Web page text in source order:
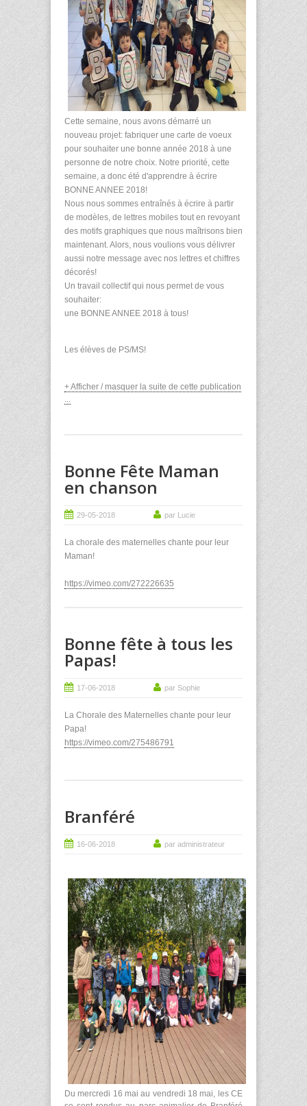
Cette semaine, nous avons démarré un
nouveau projet: fabriquer une carte de voeux
pour souhaiter une bonne année 2018 à une
personne de notre choix. Notre priorité, cette
semaine, a donc été d'apprendre à écrire
BONNE ANNEE 2018!
Nous nous sommes entraînés à écrire à partir
de modèles, de lettres mobiles tout en revoyant
des motifs graphiques que nous maîtrisons bien
maintenant. Alors, nous voulions vous délivrer
aussi notre message avec nos lettres et chiffres
décorés!
Un travail collectif qui nous permet de vous
souhaiter:
une BONNE ANNEE 2018 à tous!
Les élèves de PS/MS!
+ Afficher / masquer la suite de cette publication
...
Bonne Fête Maman
en chanson
29-05-2018 par Lucie
La chorale des maternelles chante pour leur
Maman!
https://vimeo.com/272226635
Bonne fête à tous les
Papas!
17-06-2018 par Sophie
La Chorale des Maternelles chante pour leur
Papa!
https://vimeo.com/275486791
Branféré
16-06-2018 par administrateur
Du mercredi 16 mai au vendredi 18 mai, les CE